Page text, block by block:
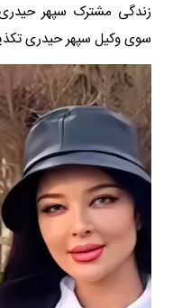
زندگی مشترک سپهر
سوی وکیل سپهر حیدری